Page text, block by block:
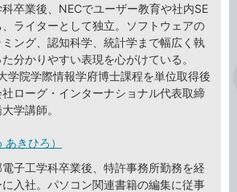
卒業後、NECでユーザー教育や社内SE
ライターとして独立。ソフトウェアの
ング、認知科学、統計学まで幅広く執
分かりやすい表現を心がけている。
学院学際情報学府博士課程を単位取得後
ローグ・インターナショナル代表取締
学講師。
きひろ）
子工学科卒業後、特許事務所勤務を経
入社。パソコン関連書籍の編集に従事